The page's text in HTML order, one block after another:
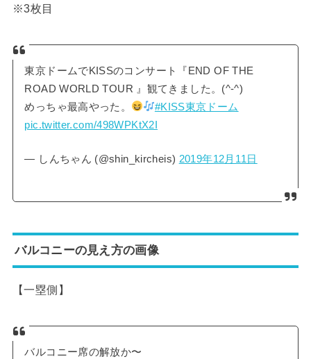
※3枚目
東京ドームでKISSのコンサート『END OF THE
ROAD WORLD TOUR 』観てきました。(^-^)
めっちゃ最高やった。
#KISS東京ドーム
pic.twitter.com/498WPKtX2I
— しんちゃん (@shin_kircheis) 2019年12月11日
バルコニーの見え方の画像
【一塁側】
バルコニー席の解放か〜